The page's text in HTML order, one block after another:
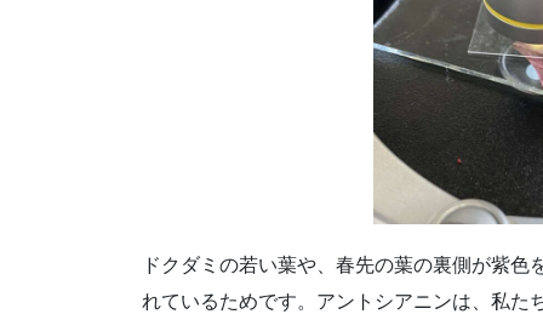
ドクダミの若い葉や、春先の葉の裏側が紫色
れているためです。アントシアニンは、私た